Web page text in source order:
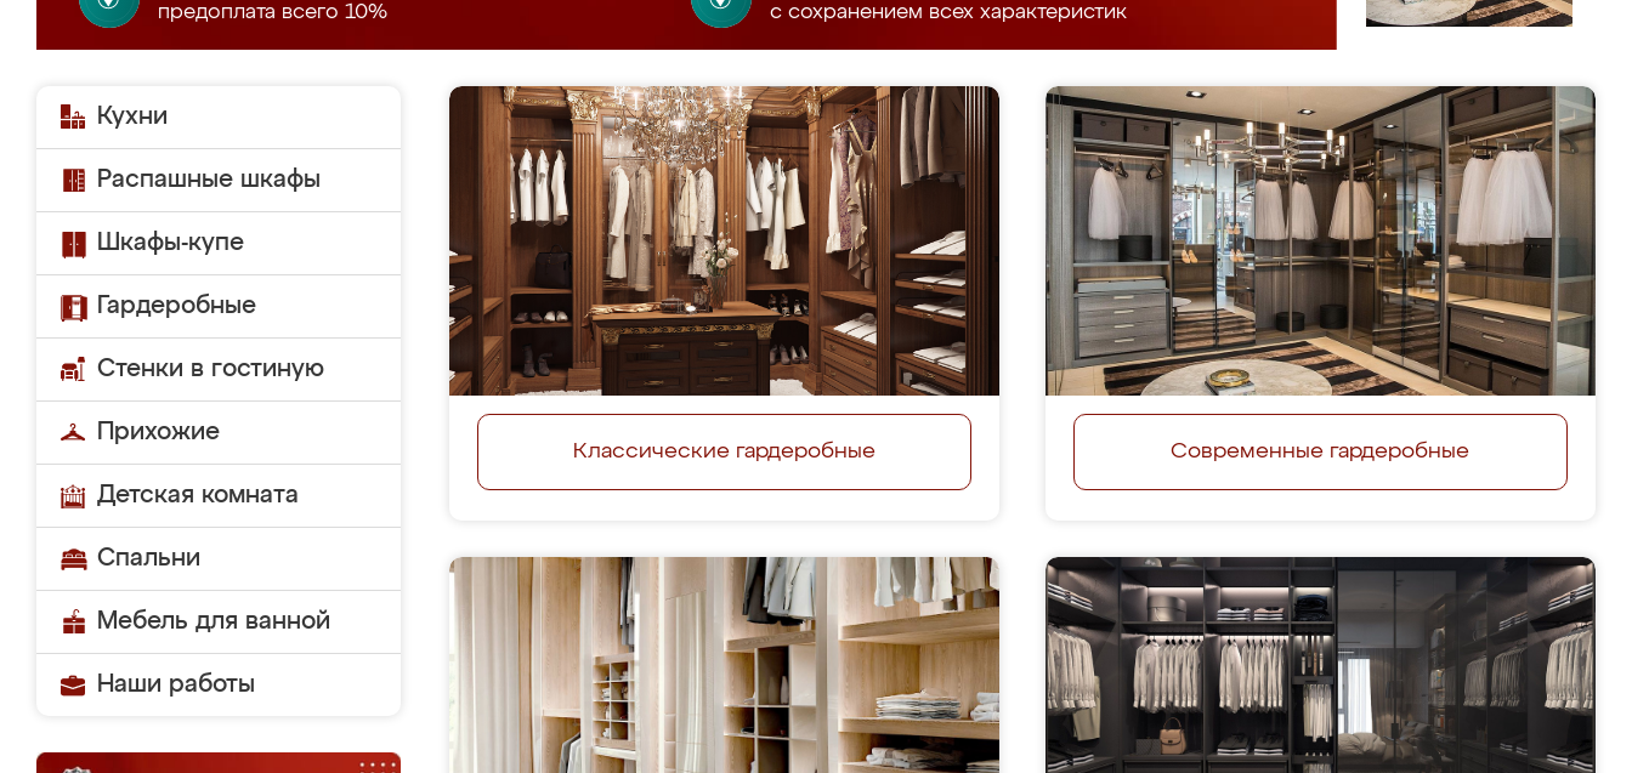
предоплата всего 10%
с сохранением всех характеристик
Кухни
Распашные шкафы
Шкафы-купе
Гардеробные
Стенки в гостиную
Прихожие
Детская комната
Спальни
Мебель для ванной
Наши работы
Классические гардеробные Современные гардеробные